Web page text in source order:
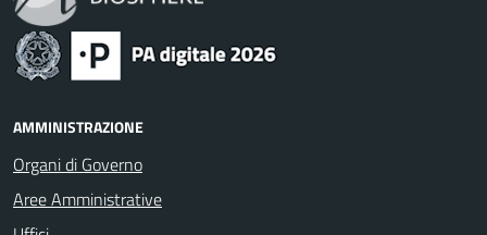
AMMINISTRAZIONE
Organi di Governo
Aree Amministrative